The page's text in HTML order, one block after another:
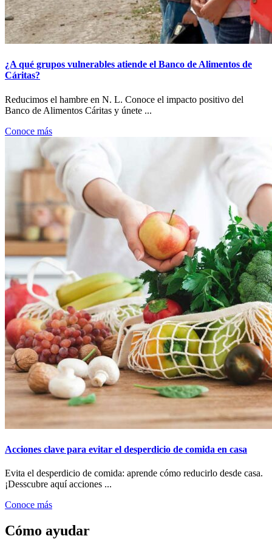
¿A qué grupos vulnerables atiende el Banco de Alimentos de
Cáritas?
Reducimos el hambre en N. L. Conoce el impacto positivo del
Banco de Alimentos Cáritas y únete ...
Conoce más
Acciones clave para evitar el desperdicio de comida en casa
Evita el desperdicio de comida: aprende cómo reducirlo desde casa.
¡Desscubre aquí acciones ...
Conoce más
Cómo ayudar